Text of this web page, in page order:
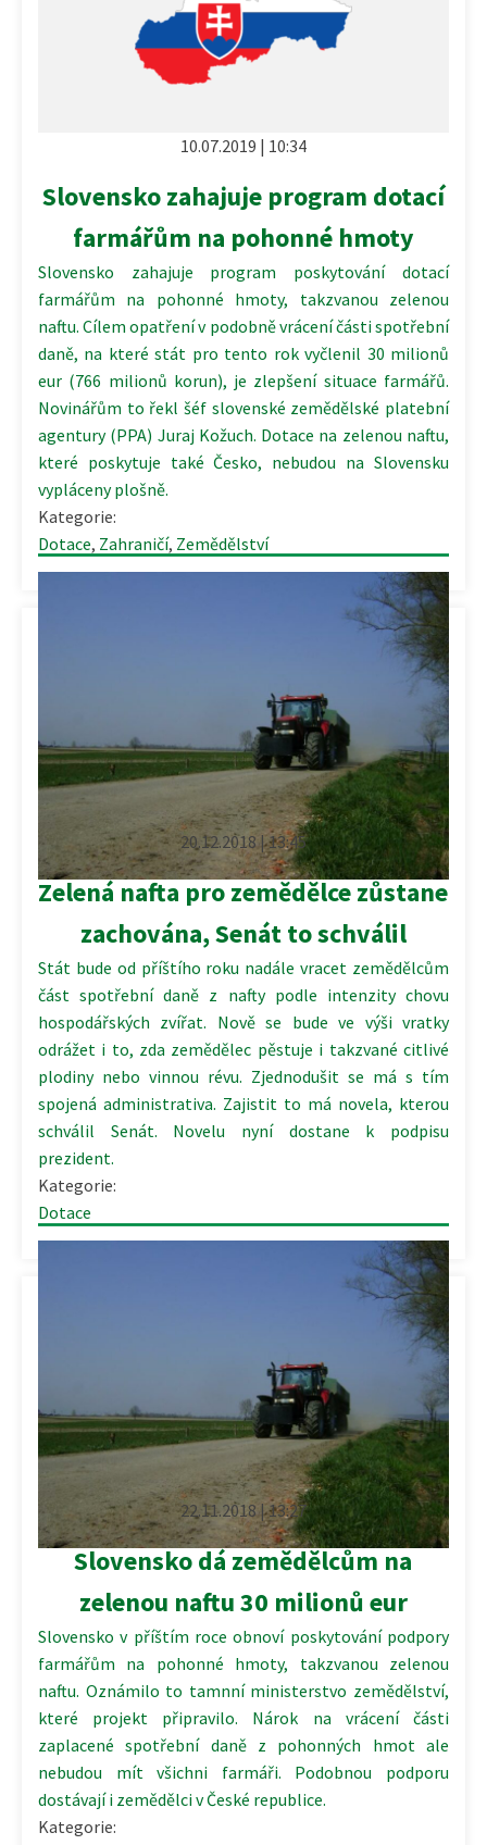
10.07.2019 | 10:34
Slovensko zahajuje program dotací
farmářům na pohonné hmoty
Slovensko zahajuje program poskytování dotací
farmářům na pohonné hmoty, takzvanou zelenou
naftu. Cílem opatření v podobně vrácení části spotřební
daně, na které stát pro tento rok vyčlenil 30 milionů
eur (766 milionů korun), je zlepšení situace farmářů.
Novinářům to řekl šéf slovenské zemědělské platební
agentury (PPA) Juraj Kožuch. Dotace na zelenou naftu,
které poskytuje také Česko, nebudou na Slovensku
vypláceny plošně.
Kategorie:
Dotace, Zahraničí, Zemědělství
20.12.2018 | 13:45
Zelená nafta pro zemědělce zůstane
zachována, Senát to schválil
Stát bude od příštího roku nadále vracet zemědělcům
část spotřební daně z nafty podle intenzity chovu
hospodářských zvířat. Nově se bude ve výši vratky
odrážet i to, zda zemědělec pěstuje i takzvané citlivé
plodiny nebo vinnou révu. Zjednodušit se má s tím
spojená administrativa. Zajistit to má novela, kterou
schválil Senát. Novelu nyní dostane k podpisu
prezident.
Kategorie:
Dotace
22.11.2018 | 13:27
Slovensko dá zemědělcům na
zelenou naftu 30 milionů eur
Slovensko v příštím roce obnoví poskytování podpory
farmářům na pohonné hmoty, takzvanou zelenou
naftu. Oznámilo to tamnní ministerstvo zemědělství,
které projekt připravilo. Nárok na vrácení části
zaplacené spotřební daně z pohonných hmot ale
nebudou mít všichni farmáři. Podobnou podporu
dostávají i zemědělci v České republice.
Kategorie: